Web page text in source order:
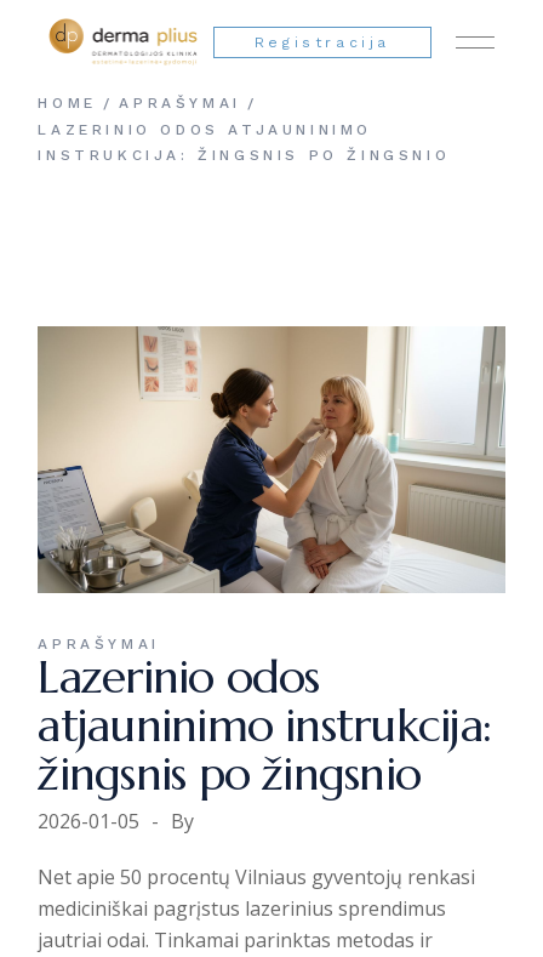
Registracija
HOME
APRAŠYMAI
LAZERINIO ODOS ATJAUNINIMO
INSTRUKCIJA: ŽINGSNIS PO ŽINGSNIO
APRAŠYMAI
Lazerinio odos
atjauninimo instrukcija:
žingsnis po žingsnio
2026-01-05 By
Net apie 50 procentų Vilniaus gyventojų renkasi
mediciniškai pagrįstus lazerinius sprendimus
jautriai odai. Tinkamai parinktas metodas ir